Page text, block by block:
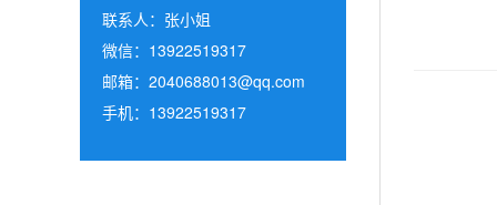
联系人：张小姐
微信：13922519317
邮箱：2040688013@qq.com
手机：13922519317